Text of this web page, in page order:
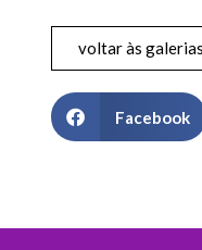
voltar às galerias
Facebook